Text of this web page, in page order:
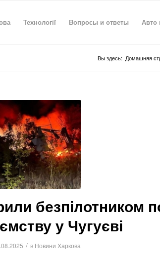
Технології Вопросы и ответы Авто
Вы здесь: Домашняя
безпілотником
у Чугуєві
/ в Новини Харкова